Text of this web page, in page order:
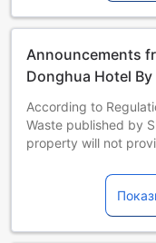
Announcements
Donghua Hotel By
According to
Waste published by
property will not
In compliance with
Domestic Waste
Government, from
will not provide